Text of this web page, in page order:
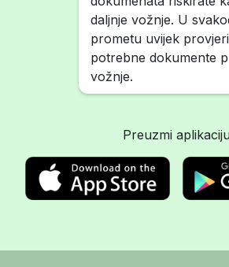
daljnje vožnje. U
prometu uvijek
potrebne dokumente
vožnje.
Preuzmi